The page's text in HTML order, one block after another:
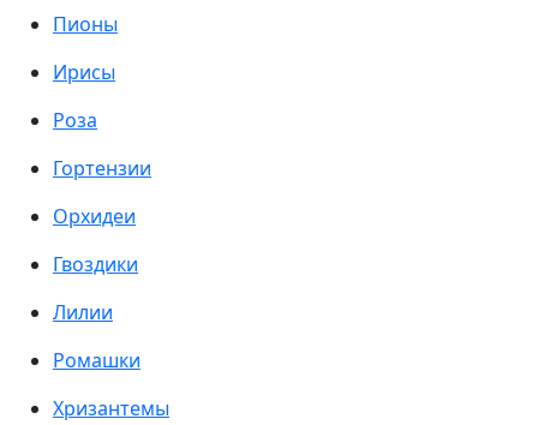
Пионы
Ирисы
Роза
Гортензии
Орхидеи
Гвоздики
Лилии
Ромашки
Хризантемы